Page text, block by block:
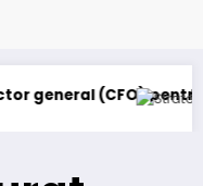
cellcentric
IVECO Strator se